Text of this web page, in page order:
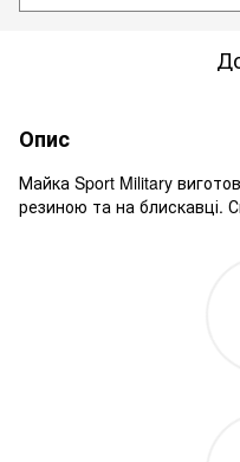
Опис
Майка Sport Military
резиною та на блискавці.